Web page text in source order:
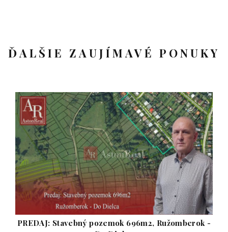
ĎALŠIE ZAUJÍMAVÉ PONUKY
pozemok 696m2, Ružomberok -
ZNÍŽENÁ CENA,
PREDAJ: